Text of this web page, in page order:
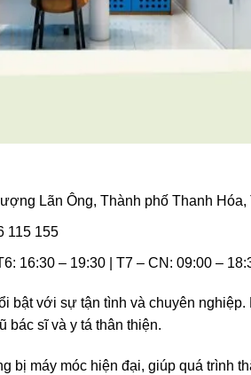
Lãn Ông, Thành phố Thanh Hóa,
115 155
16:30 – 19:30 | T7 – CN: 09:00 –
bật với sự tận tình và chuyên
bác sĩ và y tá thân thiện.
bị máy móc hiện đại, giúp quá trình